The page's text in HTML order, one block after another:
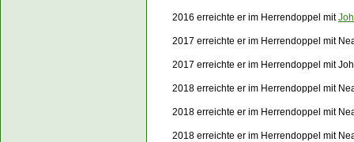
2016 erreichte er im Herrendoppel mit
2017 erreichte er im Herrendoppel mit
2017 erreichte er im Herrendoppel mit
2018 erreichte er im Herrendoppel mit
2018 erreichte er im Herrendoppel mit
2018 erreichte er im Herrendoppel mit